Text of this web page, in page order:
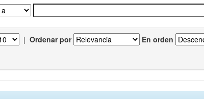
| Ordenar por En orden